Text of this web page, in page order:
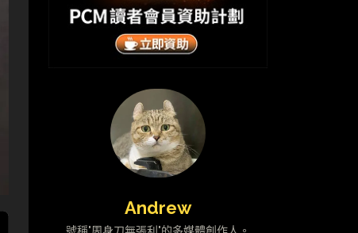
Andrew
號稱"周身刀無張利"的多媒體創作人。